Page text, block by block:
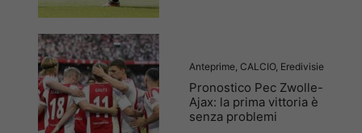
Anteprime, CALCIO, Eredivisie
Pronostico Pec Zwolle-
Ajax: la prima vittoria è
senza problemi